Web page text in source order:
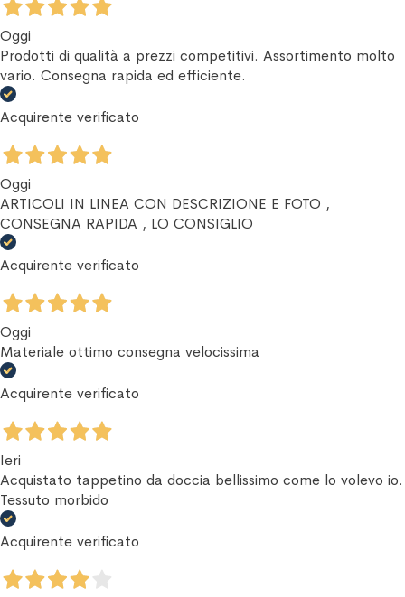
Oggi
Prodotti di qualità a prezzi competitivi. Assortimento molto
vario. Consegna rapida ed efficiente.
Acquirente verificato
Oggi
ARTICOLI IN LINEA CON DESCRIZIONE E FOTO ,
CONSEGNA RAPIDA , LO CONSIGLIO
Acquirente verificato
Oggi
Materiale ottimo consegna velocissima
Acquirente verificato
Ieri
Acquistato tappetino da doccia bellissimo come lo volevo io.
Tessuto morbido
Acquirente verificato